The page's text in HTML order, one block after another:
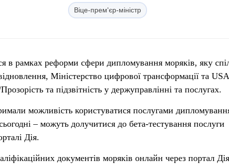
Віце-прем'єр-міністр
в рамках реформи сфери дипломування моряків, яку
Міністерство цифрової трансформації та
та підзвітність у держуправлінні та послугах.
можливість користуватися послугами
– можуть долучитися до бета-тестування послуги
Дія.
документів моряків онлайн через портал